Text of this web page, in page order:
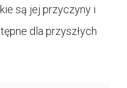
są jej przyczyny i
dla przyszłych